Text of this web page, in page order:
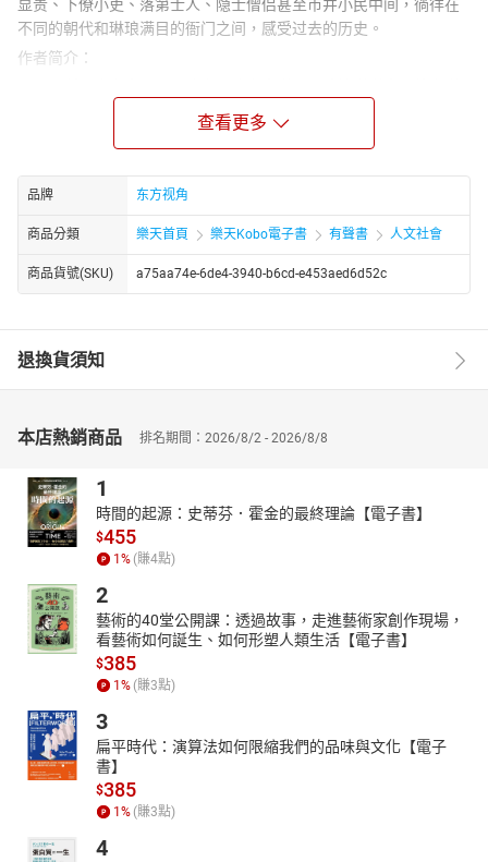
显贵、下僚小吏、落第士人、隐士僧侣甚至市井小民中间，徜徉在
不同的朝代和琳琅满目的衙门之间，感受过去的历史。
作者简介：
硕士。现为职业编辑、业余作者。出版有《三国大外交》（重庆出
版社）、《泛权力》（浙江大学出版社）、《衙门口》（陕西人民
行政学院出版社）。
查看更多
品牌 东方视角
商品分類 樂天首頁 樂天Kobo電子書 有聲書 人文社會
商品貨號(SKU) a75aa74e-6de4-3940-b6cd-e453aed6d52c
退換貨須知
本店熱銷商品 排名期間：2026/8/2 - 2026/8/8
1
時間的起源：史蒂芬．霍金的最終理論【電子書】
$455
1 % (賺4點)
2
藝術的40堂公開課：透過故事，走進藝術家創作現場，
看藝術如何誕生、如何形塑人類生活【電子書】
$385
1 % (賺3點)
3
扁平時代：演算法如何限縮我們的品味與文化【電子
書】
$385
1 % (賺3點)
4